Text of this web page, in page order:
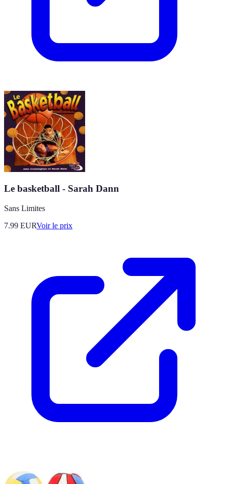
Le basketball - Sarah Dann
Sans Limites
7.99 EURVoir le prix